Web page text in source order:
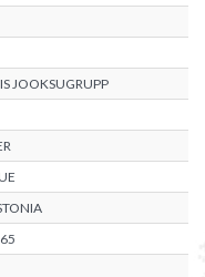
JOOKSUGRUPP